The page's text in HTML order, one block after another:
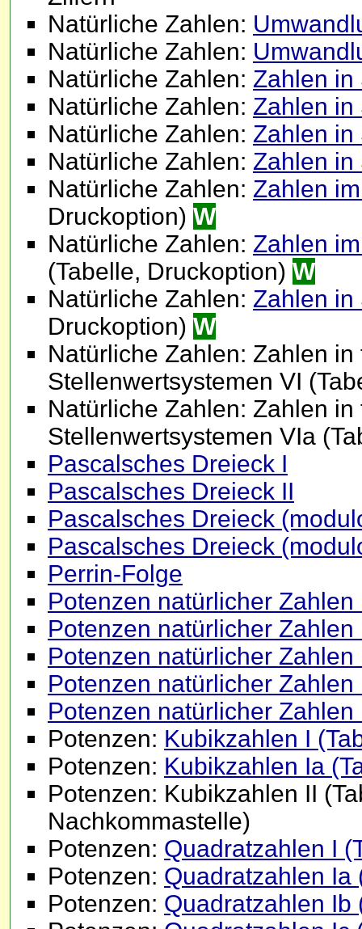
Natürliche Zahlen:
Natürliche Zahlen:
Natürliche Zahlen: Zahlen in
Natürliche Zahlen: Zahlen in
Natürliche Zahlen: Zahlen in
Natürliche Zahlen: Zahlen in
Natürliche Zahlen: Zahlen
Druckoption) W
Natürliche Zahlen: Zahlen
(Tabelle, Druckoption) W
Natürliche Zahlen: Zahlen in
Druckoption) W
Natürliche Zahlen: Zahlen
Stellenwertsystemen VI
Natürliche Zahlen: Zahlen
Stellenwertsystemen VIa
Pascalsches Dreieck I
Pascalsches Dreieck II
Pascalsches Dreieck
Pascalsches Dreieck
Perrin-Folge
Potenzen natürlicher Zahlen
Potenzen natürlicher Zahlen
Potenzen natürlicher Zahlen
Potenzen natürlicher Zahlen
Potenzen natürlicher Zahlen
Potenzen: Kubikzahlen I
Potenzen: Kubikzahlen Ia
Potenzen: Kubikzahlen II
Nachkommastelle)
Potenzen: Quadratzahlen I
Potenzen: Quadratzahlen Ia
Potenzen: Quadratzahlen Ib